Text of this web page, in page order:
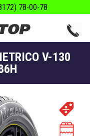
78-00-78
V-130